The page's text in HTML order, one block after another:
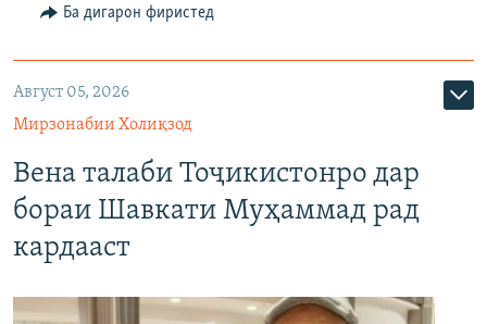
Ба дигарон фиристед
Август 05, 2026
Мирзонабии Холиқзод
Вена талаби Тоҷикистонро дар
бораи Шавкати Муҳаммад рад
кардааст